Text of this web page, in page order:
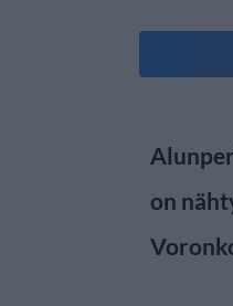
on